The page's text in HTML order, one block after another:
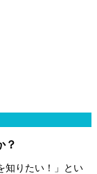
？
知りたい！」とい